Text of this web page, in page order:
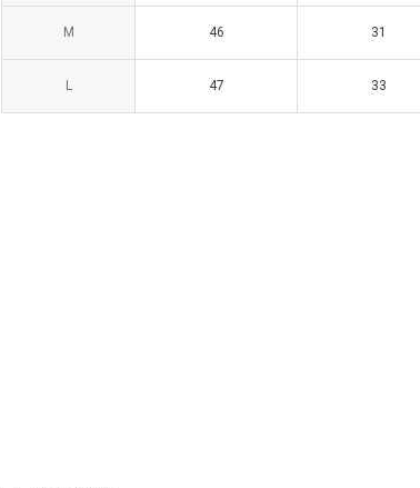
M
L
M 46 31
L 47
33